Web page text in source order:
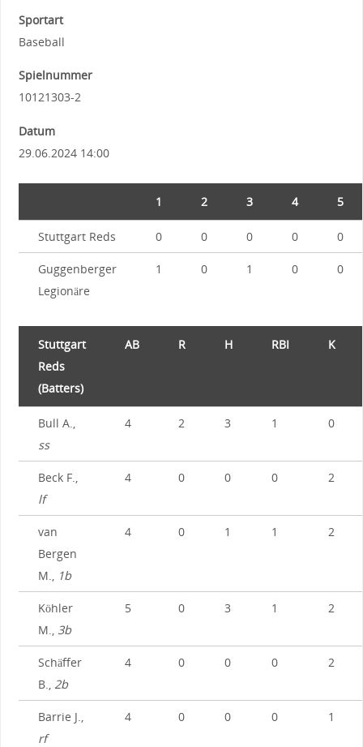
Sportart
Baseball
Spielnummer
10121303-2
Datum
29.06.2024 14:00
1 2 3 4 5
Stuttgart Reds 0 0 0 0 0
Guggenberger
Legionäre
1 0 1 0 0
Stuttgart
Reds
(Batters)
AB R H RBI K
Bull A.,
ss
4 2 3 1 0
Beck F.,
lf
4 0 0 0 2
van
Bergen
M.,
1b
4 0 1 1 2
Köhler
M., 3b
5 0 3 1 2
Schäffer
B., 2b
4 0 0 0 2
Barrie J.,
rf
4 0 0 0 1